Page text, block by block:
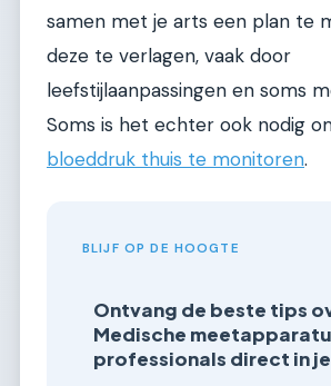
samen met je arts een plan te
deze te verlagen, vaak door
leefstijlaanpassingen en soms
Soms is het echter ook nodig
bloeddruk thuis te monitoren.
BLIJF OP DE HOOGTE
Ontvang de beste tips
Medische
professionals direct in